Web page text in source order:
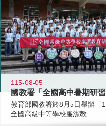
115-08-05
教育部國教署於8月5日舉辦「
全國高級中等學校廉潔教...